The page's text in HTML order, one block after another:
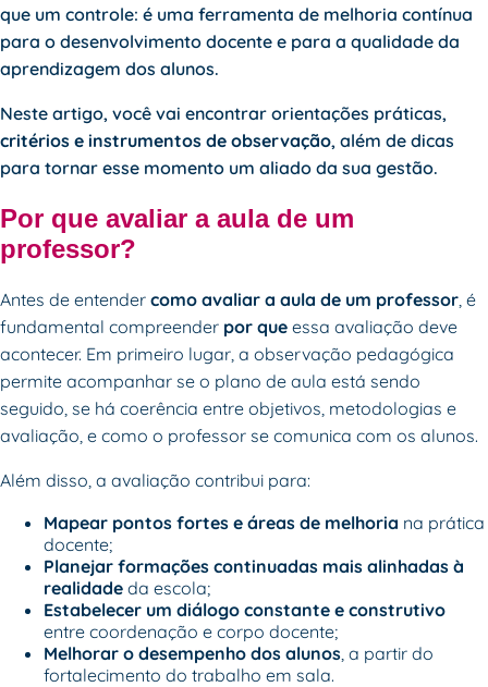
que um controle: é uma ferramenta de melhoria contínua
para o desenvolvimento docente e para a qualidade da
aprendizagem dos alunos.
Neste artigo, você vai encontrar orientações práticas,
critérios e instrumentos de observação, além de dicas
para tornar esse momento um aliado da sua gestão.
Por que avaliar a aula de um
professor?
Antes de entender como avaliar a aula de um professor , é
fundamental compreender por que essa avaliação deve
acontecer. Em primeiro lugar, a observação pedagógica
permite acompanhar se o plano de aula está sendo
seguido, se há coerência entre objetivos, metodologias e
avaliação, e como o professor se comunica com os alunos.
Além disso, a avaliação contribui para:
Mapear pontos fortes e áreas de melhoria na prática
docente;
Planejar formações continuadas mais alinhadas à
realidade da escola;
Estabelecer um diálogo constante e construtivo
entre coordenação e corpo docente;
Melhorar o desempenho dos alunos , a partir do
fortalecimento do trabalho em sala.